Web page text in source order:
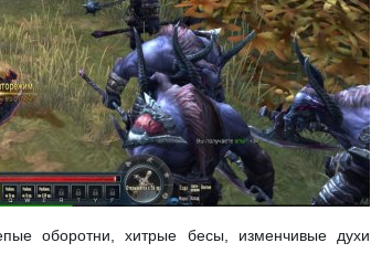
оборотни, хитрые бесы, изменчивые духи